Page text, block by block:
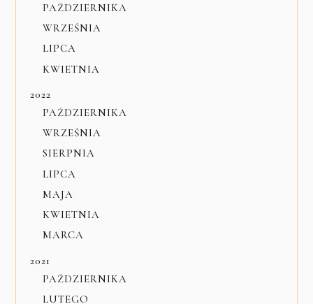
PAŹDZIERNIKA
WRZEŚNIA
LIPCA
KWIETNIA
2022
PAŹDZIERNIKA
WRZEŚNIA
SIERPNIA
LIPCA
MAJA
KWIETNIA
MARCA
2021
PAŹDZIERNIKA
LUTEGO